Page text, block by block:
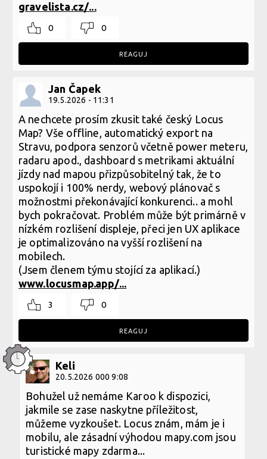
gravelista.cz/...
0 0
REAGUJ
Jan Čapek
19.5.2026 - 11:31
A nechcete prosím zkusit také český Locus
Map? Vše offline, automatický export na
Stravu, podpora senzorů včetně power meteru,
radaru apod., dashboard s metrikami aktuální
jízdy nad mapou přizpůsobitelný tak, že to
uspokojí i 100% nerdy, webový plánovač s
možnostmi překonávající konkurenci.. a mohl
bych pokračovat. Problém může být primárně v
nízkém rozlišení displeje, přeci jen UX aplikace
je optimalizováno na vyšší rozlišení na
mobilech.
(Jsem členem týmu stojící za aplikací.)
www.locusmap.app/...
3 0
REAGUJ
Keli
20.5.2026 000 9:08
Bohužel už nemáme Karoo k dispozici,
jakmile se zase naskytne příležitost,
můžeme vyzkoušet. Locus znám, mám je i
mobilu, ale zásadní výhodou mapy.com jsou
turistické mapy zdarma...